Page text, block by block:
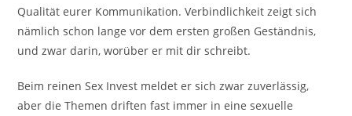
Qualität eurer Kommunikation. Verbindlichkeit zeigt sich
nämlich schon lange vor dem ersten großen Geständnis,
und zwar darin, worüber er mit dir schreibt.
Beim reinen Sex Invest meldet er sich zwar zuverlässig,
aber die Themen driften fast immer in eine sexuelle